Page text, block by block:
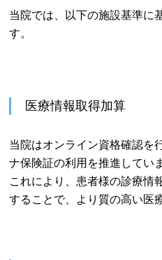
当院では、以下の施設基準に
す。
医療情報取得加算
当院はオンライン資格確認を
ナ保険証の利用を推進してい
これにより、患者様の診療情
することで、より質の高い医